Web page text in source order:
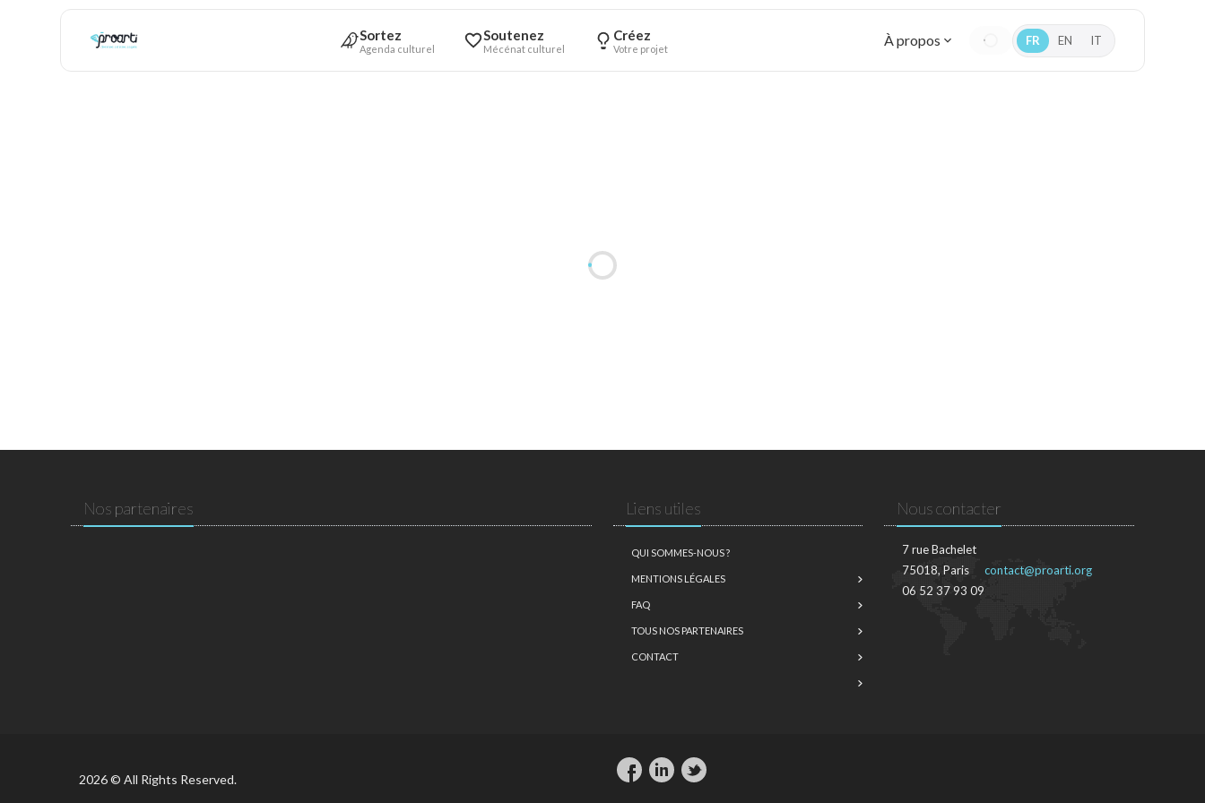
Sortez
Agenda culturel
Soutenez
Mécénat culturel
Créez
Votre projet À propos FR EN IT
Nos partenaires Liens utiles
QUI SOMMES-NOUS ?
MENTIONS LÉGALES
FAQ
TOUS NOS PARTENAIRES
CONTACT
Nous contacter
7 rue Bachelet
75018, Paris
06 52 37 93 09
contact@proarti.org
2026 © All Rights Reserved.